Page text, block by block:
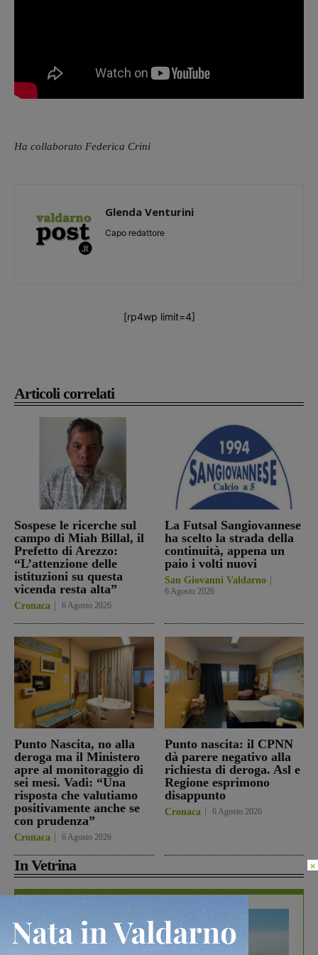
Articoli correlati
Sospese le ricerche sul
campo di Miah Billal, il
Prefetto di Arezzo:
“L’attenzione delle
istituzioni su questa
vicenda resta alta”
Cronaca 6 Agosto 2026
La Futsal Sangiovannese
ha scelto la strada della
continuità, appena un
paio i volti nuovi
San Giovanni Valdarno
6 Agosto 2026
Punto Nascita, no alla
deroga ma il Ministero
apre al monitoraggio di
sei mesi. Vadi: “Una
risposta che valutiamo
positivamente anche se
con prudenza”
Cronaca 6 Agosto 2026
Punto nascita: il CPNN
dà parere negativo alla
richiesta di deroga. Asl e
Regione esprimono
disappunto
Cronaca 6 Agosto 2026
In Vetrina
Ha collaborato Federica Crini
Glenda Venturini
Capo redattore
[rp4wp limit=4]
×